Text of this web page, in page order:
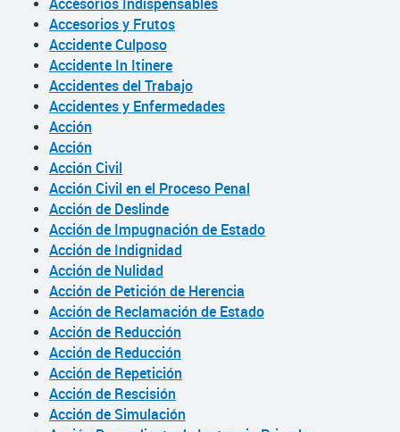
Accesorios y Frutos
Accidente Culposo
Accidente In Itinere
Accidentes del Trabajo
Accidentes y Enfermedades
Acción
Acción
Acción Civil
Acción Civil en el Proceso Penal
Acción de Deslinde
Acción de Impugnación de Estado
Acción de Indignidad
Acción de Nulidad
Acción de Petición de Herencia
Acción de Reclamación de Estado
Acción de Reducción
Acción de Reducción
Acción de Repetición
Acción de Rescisión
Acción de Simulación